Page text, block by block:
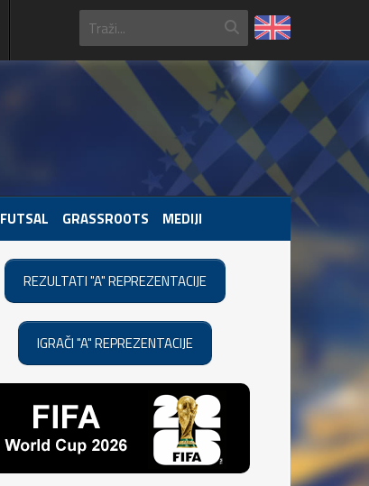
FUTSAL GRASSROOTS MEDIJI
REZULTATI "A" REPREZENTACIJE
IGRAČI "A" REPREZENTACIJE